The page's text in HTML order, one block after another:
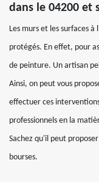
dans le 04200 et
Les murs et les surfaces
protégés. En effet, pour
de peinture. Un artisan
Ainsi, on peut vous
effectuer ces
professionnels en la
Sachez qu'il peut
bourses.